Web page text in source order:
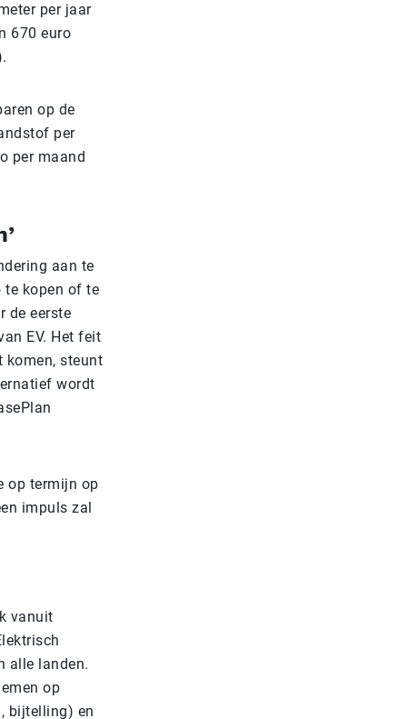
per jaar
670 euro
op de
per
per maand
aan te
te kopen of te
de eerste
EV. Het feit
komen, steunt
wordt
op termijn op
impuls zal
vanuit
alle landen.
op
bijtelling) en